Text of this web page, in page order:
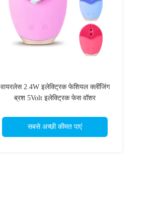
वायरलेस 2.4W इलेक्ट्रिक फेशियल क्लींजिंग
ब्रश 5Volt इलेक्ट्रिक फेस वॉशर
सबसे अच्छी कीमत पाएं